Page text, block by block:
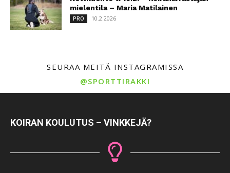
mielentila – Maria Matilainen
PRO 10.2.2026
SEURAA MEITÄ INSTAGRAMISSA
@SPORTTIRAKKI
KOIRAN KOULUTUS – VINKKEJÄ?